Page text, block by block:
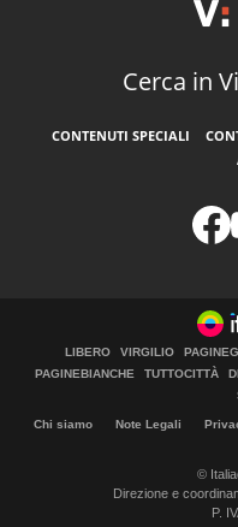
Cerca in
CONTENUTI SPECIALI
LIBERO VIRGILIO
PAGINEBIANCHE
TUTTOCITTÀ
Chi siamo Note Legali
©
Direzione e
P.